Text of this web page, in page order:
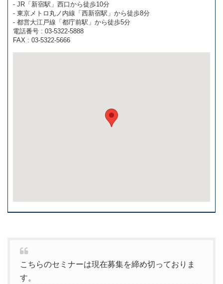
- JR「新宿駅」西口から徒歩10分
- 東京メトロ丸ノ内線「西新宿駅」から徒歩8分
- 都営大江戸線「都庁前駅」から徒歩5分
電話番号 : 03-5322-5888
FAX : 03-5322-5666
こちらのセミナーは現在募集を締め切っておりま
す。